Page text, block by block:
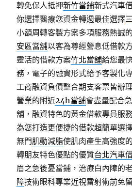
轉免保人抵押新竹當鋪新式汽車
你選擇醫療您資金轉週最佳選擇
小額周轉客製方案多項服務熱誠
安區當舖以客為尊經營息低借款
靈活的借款方案竹北當舖給您最
務，電子的融資形式給予客製化
工商融資負債整合期支客票皆辦
營業的附近24h當舖會盡量配合
舖，融資特色的黃金借款專員服
為您打造更便捷的借款超簡單選
無門肌動減脂使肌肉產生高強度
轉朋友特色優點的優質台北汽車
眉之急後憂當鋪，治療白內障的
障技術眼科專業近視雷射術前免